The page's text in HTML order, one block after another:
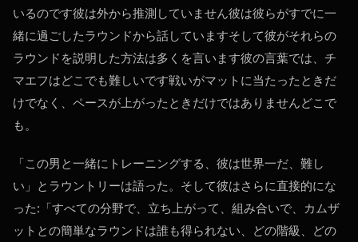
いるのです彼は外から推測していません彼は彼らがすでに一
緒に過ごしたラウンドから話していますそして彼がそれらの
ラウンドを説明した方法は多くを言います彼の言葉では、チ
マエフはどこでも難しいです戦いがマットに当たったときだ
けでなく、ペースが上がったときだけではありませんどこで
も。
「この男と一緒にトレーニングする、彼は世界一だ、難し
い」とラウントリーは語った。そして彼はさらに直接的にな
った:「すべての分野で、立ち上がって、組み合いで、カムザ
ットとの簡単なラウンドは誰も得られない、どの階級、どの